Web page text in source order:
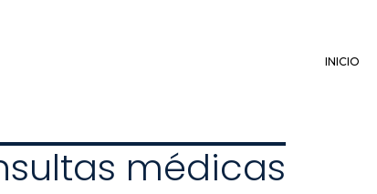
INICIO
médicas